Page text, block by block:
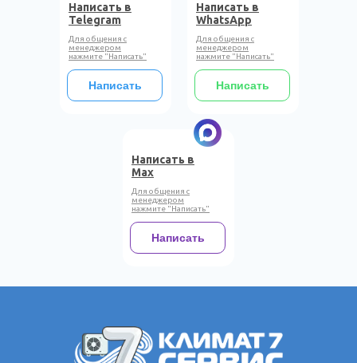
Написать в
WhatsApp
Для общения с
менеджером
нажмите "Написать"
Написать
Написать в
Max
Для общения с
менеджером
нажмите "Написать"
Написать
Написать в
Telegram
Для общения с
менеджером
нажмите "Написать"
Написать